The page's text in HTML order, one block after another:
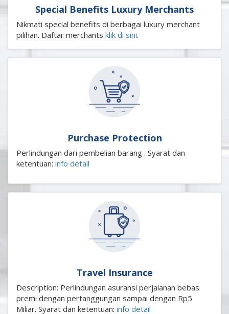
Special Benefits Luxury Merchants
Nikmati special benefits di berbagai luxury merchant
pilihan. Daftar merchants klik di sini.
Purchase Protection
Perlindungan dari pembelian barang . Syarat dan
ketentuan: info detail
Travel Insurance
Description: Perlindungan asuransi perjalanan bebas
premi dengan pertanggungan sampai dengan Rp5
Miliar. Syarat dan ketentuan: info detail